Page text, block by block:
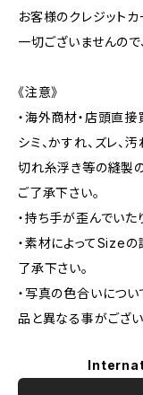
お客様のクレジット
一切ございませんので
《注意》
・海外商材・店頭直接
シミ、かすれ、ズレ
切れ糸浮き等の縫製
ご了承下さい。
・持ち手が歪んでい
・素材によってSize
了承下さい。
・写真の色合いにつ
品と異なる事がござい